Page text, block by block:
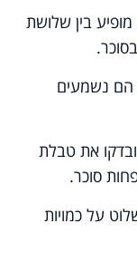
בין שלושת
נשמעים
את טבלת
סוכר.
על כמויות